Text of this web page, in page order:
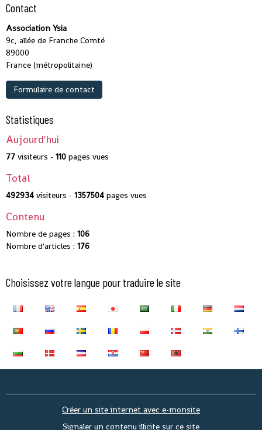
Contact
Association Ysia
9c, allée de Franche Comté
89000
France (métropolitaine)
Formulaire de contact
Statistiques
Aujourd'hui
77 visiteurs - 110 pages vues
Total
492934 visiteurs - 1357504 pages vues
Contenu
Nombre de pages : 106
Nombre d'articles : 176
Choisissez votre langue pour traduire le site
Créer un site internet avec e-monsite
Signaler un contenu illicite sur ce site